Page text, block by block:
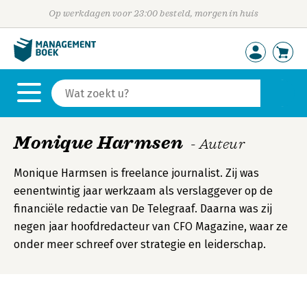
Op werkdagen voor 23:00 besteld, morgen in huis
Monique Harmsen - Auteur
Monique Harmsen is freelance journalist. Zij was
eenentwintig jaar werkzaam als verslaggever op de
financiële redactie van De Telegraaf. Daarna was zij
negen jaar hoofdredacteur van CFO Magazine, waar ze
onder meer schreef over strategie en leiderschap.